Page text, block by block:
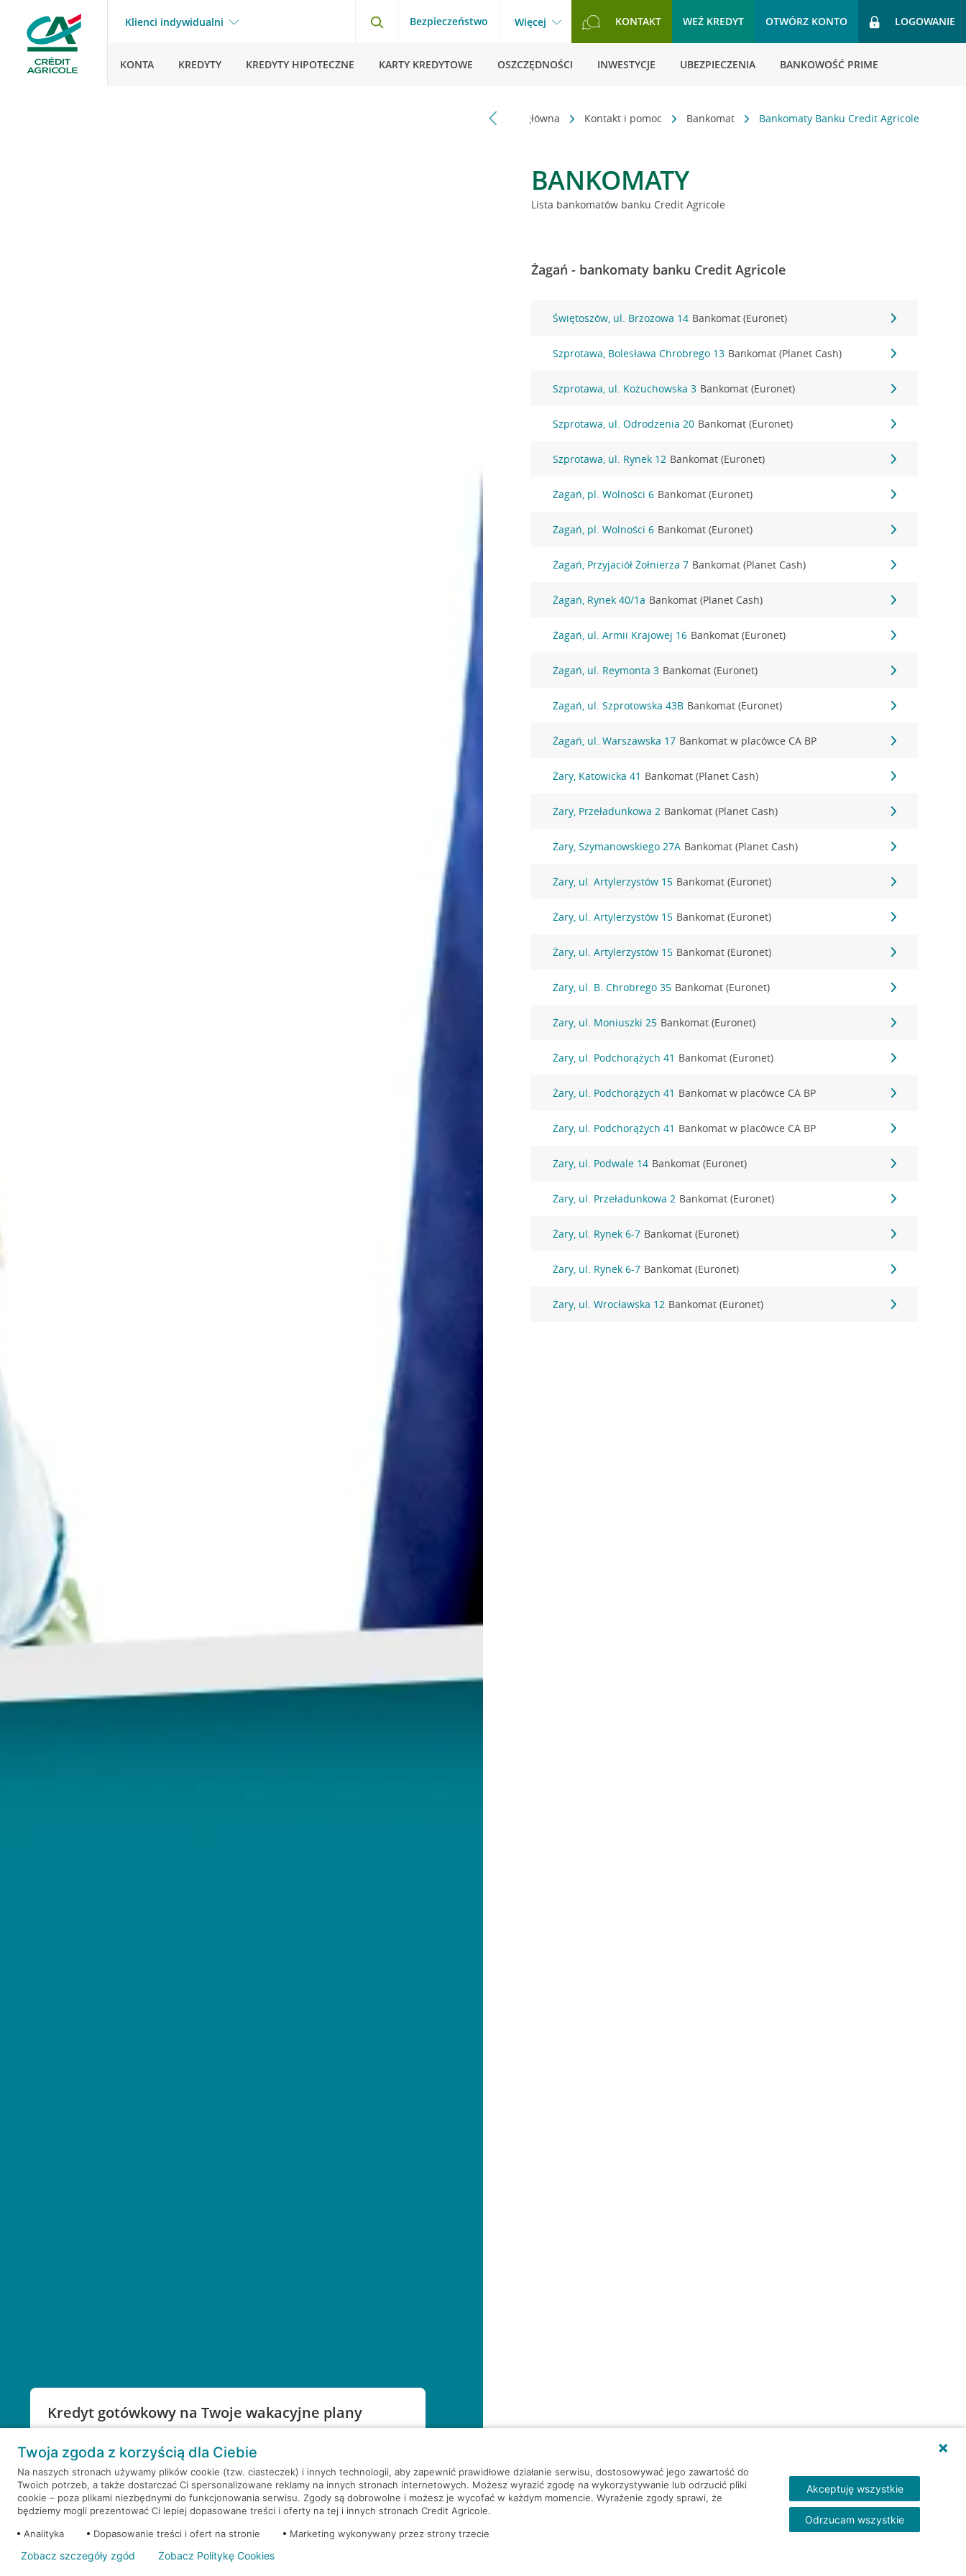
Klienci indywidualni Bezpieczeństwo Więcej KONTAKT WEŹ KREDYT OTWÓRZ KONTO LOGOWANIE
KONTA KREDYTY KREDYTY HIPOTECZNE KARTY KREDYTOWE OSZCZĘDNOŚCI INWESTYCJE UBEZPIECZENIA BANKOWOŚĆ PRIME
Kredyt gotówkowy na Twoje wakacyjne plany
RRSO: 9,6%
WEŹ KREDYT NOTA PRAWNA
Strona główna Kontakt i pomoc Bankomat Bankomaty Banku Credit Agricole
BANKOMATY
Lista bankomatów banku Credit Agricole
Żagań - bankomaty banku Credit Agricole
Świętoszów, ul. Brzozowa 14 Bankomat (Euronet)
Szprotawa, Bolesława Chrobrego 13 Bankomat (Planet Cash)
Szprotawa, ul. Kożuchowska 3 Bankomat (Euronet)
Szprotawa, ul. Odrodzenia 20 Bankomat (Euronet)
Szprotawa, ul. Rynek 12 Bankomat (Euronet)
Żagań, pl. Wolności 6 Bankomat (Euronet)
Żagań, pl. Wolności 6 Bankomat (Euronet)
Żagań, Przyjaciół Żołnierza 7 Bankomat (Planet Cash)
Żagań, Rynek 40/1a Bankomat (Planet Cash)
Żagań, ul. Armii Krajowej 16 Bankomat (Euronet)
Żagań, ul. Reymonta 3 Bankomat (Euronet)
Żagań, ul. Szprotowska 43B Bankomat (Euronet)
Żagań, ul. Warszawska 17 Bankomat w placówce CA BP
Żary, Katowicka 41 Bankomat (Planet Cash)
Żary, Przeładunkowa 2 Bankomat (Planet Cash)
Żary, Szymanowskiego 27A Bankomat (Planet Cash)
Żary, ul. Artylerzystów 15 Bankomat (Euronet)
Żary, ul. Artylerzystów 15 Bankomat (Euronet)
Żary, ul. Artylerzystów 15 Bankomat (Euronet)
Żary, ul. B. Chrobrego 35 Bankomat (Euronet)
Żary, ul. Moniuszki 25 Bankomat (Euronet)
Żary, ul. Podchorążych 41 Bankomat (Euronet)
Żary, ul. Podchorążych 41 Bankomat w placówce CA BP
Żary, ul. Podchorążych 41 Bankomat w placówce CA BP
Żary, ul. Podwale 14 Bankomat (Euronet)
Żary, ul. Przeładunkowa 2 Bankomat (Euronet)
Żary, ul. Rynek 6-7 Bankomat (Euronet)
Żary, ul. Rynek 6-7 Bankomat (Euronet)
Żary, ul. Wrocławska 12 Bankomat (Euronet)
Twoja zgoda z korzyścią dla Ciebie
Na naszych stronach używamy plików cookie (tzw. ciasteczek) i innych technologii, aby zapewnić prawidłowe działanie serwisu, dostosowywać jego zawartość do
Twoich potrzeb, a także dostarczać Ci spersonalizowane reklamy na innych stronach internetowych. Możesz wyrazić zgodę na wykorzystywanie lub odrzucić pliki
cookie – poza plikami niezbędnymi do funkcjonowania serwisu. Zgody są dobrowolne i możesz je wycofać w każdym momencie. Wyrażenie zgody sprawi, że
będziemy mogli prezentować Ci lepiej dopasowane treści i oferty na tej i innych stronach Credit Agricole.
Analityka
Dopasowanie treści i ofert na stronie Marketing wykonywany przez strony trzecie
Akceptuję wszystkie
Odrzucam wszystkie
Zobacz szczegóły zgód Zobacz Politykę Cookies